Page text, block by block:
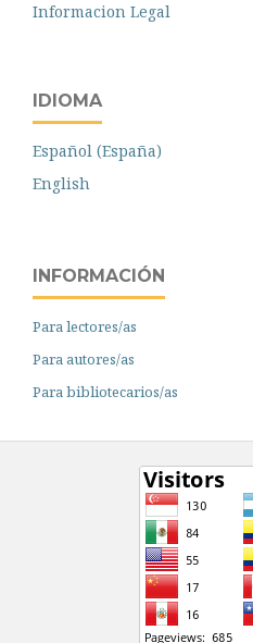
Informacion Legal
IDIOMA
Español (España)
English
INFORMACIÓN
Para lectores/as
Para autores/as
Para bibliotecarios/as